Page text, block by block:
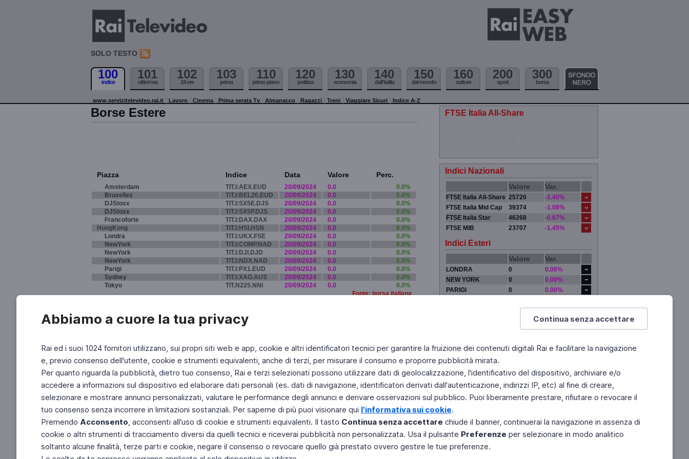
Continua senza accettare
Abbiamo a cuore la tua privacy
Rai ed i suoi 1024 fornitori utilizzano, sui propri siti web e app, cookie e altri identificatori tecnici per garantire la fruizione dei contenuti digitali Rai e facilitare la navigazione
e, previo consenso dell'utente, cookie e strumenti equivalenti, anche di terzi, per misurare il consumo e proporre pubblicità mirata.
Per quanto riguarda la pubblicità, dietro tuo consenso, Rai e terzi selezionati possono utilizzare dati di geolocalizzazione, l'identificativo del dispositivo, archiviare e/o
accedere a informazioni sul dispositivo ed elaborare dati personali (es. dati di navigazione, identificatori derivati dall'autenticazione, indirizzi IP, etc) al fine di creare,
selezionare e mostrare annunci personalizzati, valutare le performance degli annunci e derivare osservazioni sul pubblico. Puoi liberamente prestare, rifiutare o revocare il
tuo consenso senza incorrere in limitazioni sostanziali. Per saperne di più puoi visionare qui l'informativa sui cookie.
Premendo Acconsento, acconsenti all'uso di cookie e strumenti equivalenti. Il tasto Continua senza accettare chiude il banner, continuerai la navigazione in assenza di
cookie o altri strumenti di tracciamento diversi da quelli tecnici e riceverai pubblicità non personalizzata. Usa il pulsante Preferenze per selezionare in modo analitico
soltanto alcune finalità, terze parti e cookie, negare il consenso o revocare quello già prestato ovvero gestire le tue preferenze.
SOLO TESTO
100
indice
101
ultim'ora
102
24 ore
103
prima
110
primo piano
120
politica
130
economia
140
dall'itallia
150
dal mondo
160
culture
200
sport
300
borsa
www.servizitelevideo.rai.it Lavoro Cinema Prima serata Tv Almanacco Ragazzi Treni Viaggiare Sicuri Indice A-Z
Borse Estere
Piazza Indice Data Valore Perc.
Amsterdam TIT.I:AEX.EUD 20/09/2024 0.0
0.0%
Bruxelles
TIT.I:BEL20.EUD 20/09/2024 0.0
0.0%
DJStoxx
TIT.I:SX5E.DJS 20/09/2024 0.0
0.0%
DJStoxx
TIT.I:SX5P.DJS 20/09/2024 0.0
0.0%
Francoforte
TIT.I:DAX.DAX 20/09/2024 0.0
0.0%
HongKong
TIT.I:HSI.HSN 20/09/2024 0.0
0.0%
Londra
TIT.I:UKX.FSE 20/09/2024 0.0
0.0%
NewYork
TIT.I:COMP.NAD 20/09/2024 0.0
0.0%
NewYork
TIT.I:DJI.DJD 20/09/2024 0.0
0.0%
NewYork
TIT.I:NDX.NAD 20/09/2024 0.0
0.0%
Parigi
TIT.I:PX1.EUD 20/09/2024 0.0
0.0%
Sydney
TIT.I:XAO.AUS 20/09/2024 0.0
0.0%
Tokyo
TIT.N225.NNI 20/09/2024 0.0
0.0%
Fonte: borsa italiana
FTSE Italia All-Share
Indici Nazionali
Valore Var.
FTSE Italia All-Share 25720
-1.40%
FTSE Italia Mid Cap
39374
-1.08%
FTSE Italia Star
46268
-0.87%
FTSE MIB
23707 -1.45%
Indici Esteri
Valore Var.
LONDRA 0
0.00%
NEW YORK
0
0.00%
PARIGI
0
0.00%
Fai di Televideo la tua Home Page Chi Siamo
Copyright © 2011 Rai - Tutti i diritti riservati
Engineered by RAI - Reti e Piattaforme